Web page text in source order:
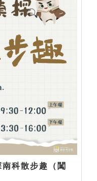
南科散步趣（闖